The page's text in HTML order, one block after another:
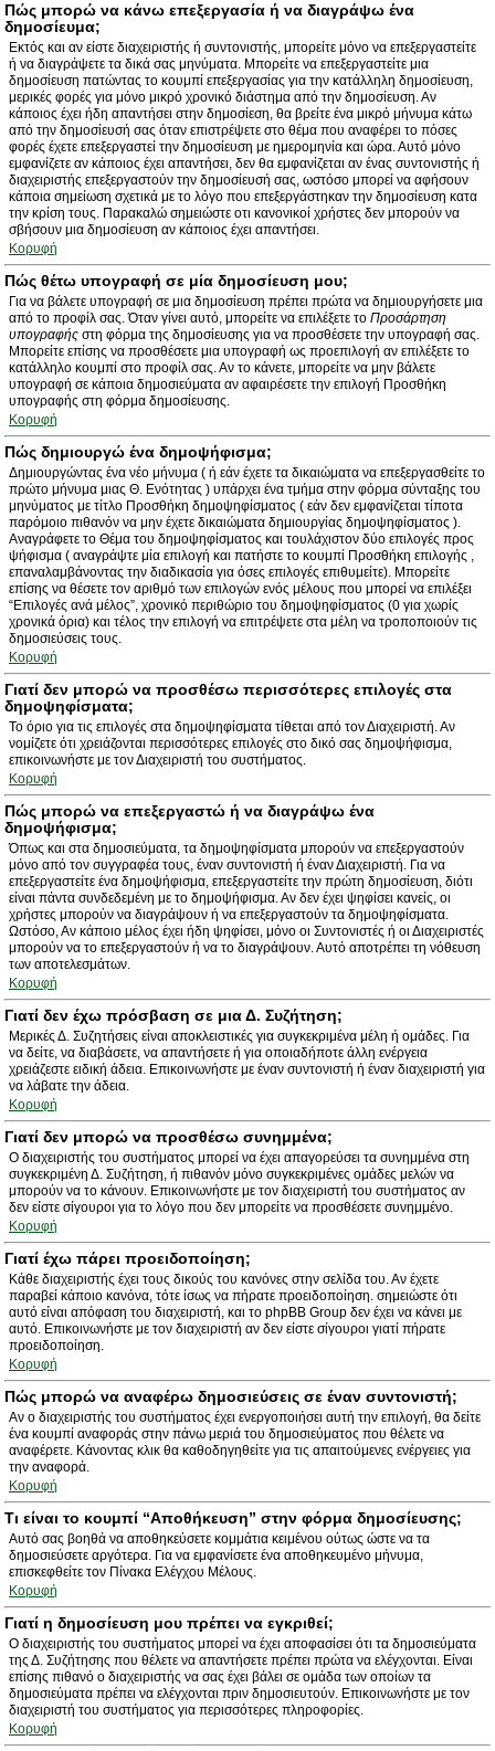
Πώς μπορώ να κάνω επεξεργασία ή να διαγράψω ένα
δημοσίευμα;
Εκτός και αν είστε διαχειριστής ή συντονιστής, μπορείτε μόνο να επεξεργαστείτε
ή να διαγράψετε τα δικά σας μηνύματα. Μπορείτε να επεξεργαστείτε μια
δημοσίευση πατώντας το κουμπί επεξεργασίας για την κατάλληλη δημοσίευση,
μερικές φορές για μόνο μικρό χρονικό διάστημα από την δημοσίευση. Αν
κάποιος έχει ήδη απαντήσει στην δημοσίεση, θα βρείτε ένα μικρό μήνυμα κάτω
από την δημοσίευσή σας όταν επιστρέψετε στο θέμα που αναφέρει το πόσες
φορές έχετε επεξεργαστεί την δημοσίευση με ημερομηνία και ώρα. Αυτό μόνο
εμφανίζετε αν κάποιος έχει απαντήσει, δεν θα εμφανίζεται αν ένας συντονιστής ή
διαχειριστής επεξεργαστούν την δημοσίευσή σας, ωστόσο μπορεί να αφήσουν
κάποια σημείωση σχετικά με το λόγο που επεξεργάστηκαν την δημοσίευση κατα
την κρίση τους. Παρακαλώ σημειώστε οτι κανονικοί χρήστες δεν μπορούν να
σβήσουν μια δημοσίευση αν κάποιος έχει απαντήσει.
Κορυφή
Πώς θέτω υπογραφή σε μία δημοσίευση μου;
Για να βάλετε υπογραφή σε μια δημοσίευση πρέπει πρώτα να δημιουργήσετε μια
από το προφίλ σας. Όταν γίνει αυτό, μπορείτε να επιλέξετε το Προσάρτηση
υπογραφής στη φόρμα της δημοσίευσης για να προσθέσετε την υπογραφή σας.
Μπορείτε επίσης να προσθέσετε μια υπογραφή ως προεπιλογή αν επιλέξετε το
κατάλληλο κουμπί στο προφίλ σας. Αν το κάνετε, μπορείτε να μην βάλετε
υπογραφή σε κάποια δημοσιεύματα αν αφαιρέσετε την επιλογή Προσθήκη
υπογραφής στη φόρμα δημοσίευσης.
Κορυφή
Πώς δημιουργώ ένα δημοψήφισμα;
Δημιουργώντας ένα νέο μήνυμα ( ή εάν έχετε τα δικαιώματα να επεξεργασθείτε το
πρώτο μήνυμα μιας Θ. Ενότητας ) υπάρχει ένα τμήμα στην φόρμα σύνταξης του
μηνύματος με τίτλο Προσθήκη δημοψηφίσματος ( εάν δεν εμφανίζεται τίποτα
παρόμοιο πιθανόν να μην έχετε δικαιώματα δημιουργίας δημοψηφίσματος ).
Αναγράφετε το Θέμα του δημοψηφίσματος και τουλάχιστον δύο επιλογές προς
ψήφισμα ( αναγράψτε μία επιλογή και πατήστε το κουμπί Προσθήκη επιλογής ,
επαναλαμβάνοντας την διαδικασία για όσες επιλογές επιθυμείτε). Μπορείτε
επίσης να θέσετε τον αριθμό των επιλογών ενός μέλους που μπορεί να επιλέξει
“Επιλογές ανά μέλος”, χρονικό περιθώριο του δημοψηφίσματος (0 για χωρίς
χρονικά όρια) και τέλος την επιλογή να επιτρέψετε στα μέλη να τροποποιούν τις
δημοσιεύσεις τους.
Κορυφή
Γιατί δεν μπορώ να προσθέσω περισσότερες επιλογές στα
δημοψηφίσματα;
Το όριο για τις επιλογές στα δημοψηφίσματα τίθεται από τον Διαχειριστή. Αν
νομίζετε ότι χρειάζονται περισσότερες επιλογές στο δικό σας δημοψήφισμα,
επικοινωνήστε με τον Διαχειριστή του συστήματος.
Κορυφή
Πώς μπορώ να επεξεργαστώ ή να διαγράψω ένα
δημοψήφισμα;
Όπως και στα δημοσιεύματα, τα δημοψηφίσματα μπορούν να επεξεργαστούν
μόνο από τον συγγραφέα τους, έναν συντονιστή ή έναν Διαχειριστή. Για να
επεξεργαστείτε ένα δημοψήφισμα, επεξεργαστείτε την πρώτη δημοσίευση, διότι
είναι πάντα συνδεδεμένη με το δημοψήφισμα. Αν δεν έχει ψηφίσει κανείς, οι
χρήστες μπορούν να διαγράψουν ή να επεξεργαστούν τα δημοψηφίσματα.
Ωστόσο, Αν κάποιο μέλος έχει ήδη ψηφίσει, μόνο οι Συντονιστές ή οι Διαχειριστές
μπορούν να το επεξεργαστούν ή να το διαγράψουν. Αυτό αποτρέπει τη νόθευση
των αποτελεσμάτων.
Κορυφή
Γιατί δεν έχω πρόσβαση σε μια Δ. Συζήτηση;
Μερικές Δ. Συζητήσεις είναι αποκλειστικές για συγκεκριμένα μέλη ή ομάδες. Για
να δείτε, να διαβάσετε, να απαντήσετε ή για οποιαδήποτε άλλη ενέργεια
χρειάζεστε ειδική άδεια. Επικοινωνήστε με έναν συντονιστή ή έναν διαχειριστή για
να λάβατε την άδεια.
Κορυφή
Γιατί δεν μπορώ να προσθέσω συνημμένα;
Ο διαχειριστής του συστήματος μπορεί να έχει απαγορεύσει τα συνημμένα στη
συγκεκριμένη Δ. Συζήτηση, ή πιθανόν μόνο συγκεκριμένες ομάδες μελών να
μπορούν να το κάνουν. Επικοινωνήστε με τον διαχειριστή του συστήματος αν
δεν είστε σίγουροι για το λόγο που δεν μπορείτε να προσθέσετε συνημμένο.
Κορυφή
Γιατί έχω πάρει προειδοποίηση;
Κάθε διαχειριστής έχει τους δικούς του κανόνες στην σελίδα του. Αν έχετε
παραβεί κάποιο κανόνα, τότε ίσως να πήρατε προειδοποίηση. σημειώστε ότι
αυτό είναι απόφαση του διαχειριστή, και το phpBB Group δεν έχει να κάνει με
αυτό. Επικοινωνήστε με τον διαχειριστή αν δεν είστε σίγουροι γιατί πήρατε
προειδοποίηση.
Κορυφή
Πώς μπορώ να αναφέρω δημοσιεύσεις σε έναν συντονιστή;
Αν ο διαχειριστής του συστήματος έχει ενεργοποιήσει αυτή την επιλογή, θα δείτε
ένα κουμπί αναφοράς στην πάνω μεριά του δημοσιεύματος που θέλετε να
αναφέρετε. Κάνοντας κλικ θα καθοδηγηθείτε για τις απαιτούμενες ενέργειες για
την αναφορά.
Κορυφή
Τι είναι το κουμπί “Αποθήκευση” στην φόρμα δημοσίευσης;
Αυτό σας βοηθά να αποθηκεύσετε κομμάτια κειμένου ούτως ώστε να τα
δημοσιεύσετε αργότερα. Για να εμφανίσετε ένα αποθηκευμένο μήνυμα,
επισκεφθείτε τον Πίνακα Ελέγχου Μέλους.
Κορυφή
Γιατί η δημοσίευση μου πρέπει να εγκριθεί;
Ο διαχειριστής του συστήματος μπορεί να έχει αποφασίσει ότι τα δημοσιεύματα
της Δ. Συζήτησης που θέλετε να απαντήσετε πρέπει πρώτα να ελέγχονται. Είναι
επίσης πιθανό ο διαχειριστής να σας έχει βάλει σε ομάδα των οποίων τα
δημοσιεύματα πρέπει να ελέγχονται πριν δημοσιευτούν. Επικοινωνήστε με τον
διαχειριστή του συστήματος για περισσότερες πληροφορίες.
Κορυφή